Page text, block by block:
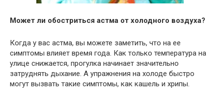
Может ли обостриться астма от холодного воздуха?
Когда у вас астма, вы можете заметить, что на ее
симптомы влияет время года. Как только температура на
улице снижается, прогулка начинает значительно
затруднять дыхание. А упражнения на холоде быстро
могут вызвать такие симптомы, как кашель и хрипы.